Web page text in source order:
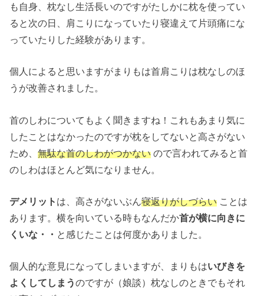
も自身、枕なし生活長いのですがたしかに枕を使ってい
ると次の日、肩こりになっていたり寝違えて片頭痛にな
っていたりした経験があります。
個人によると思いますがまりもは首肩こりは枕なしのほ
うが改善されました。
首のしわについてもよく聞きますね！これもあまり気に
したことはなかったのですが枕をしてないと高さがない
ため、無駄な首のしわがつかない ので言われてみると首
のしわはほとんど気になりません。
デメリット は、高さがないぶん寝返りがしづらい ことは
あります。横を向いている時もなんだか首が横に向きに
くいな・・ と感じたことは何度かありました。
個人的な意見になってしまいますが、まりもはいびきを
よくしてしまうのですが（娘談）枕なしのときでもそれ